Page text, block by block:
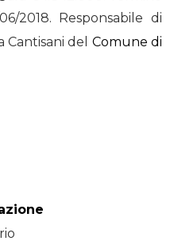
2018. Responsabile di
Cantisani del Comune di